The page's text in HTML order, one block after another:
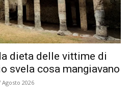
dieta delle vittime di
svela cosa mangiavano
Agosto 2026